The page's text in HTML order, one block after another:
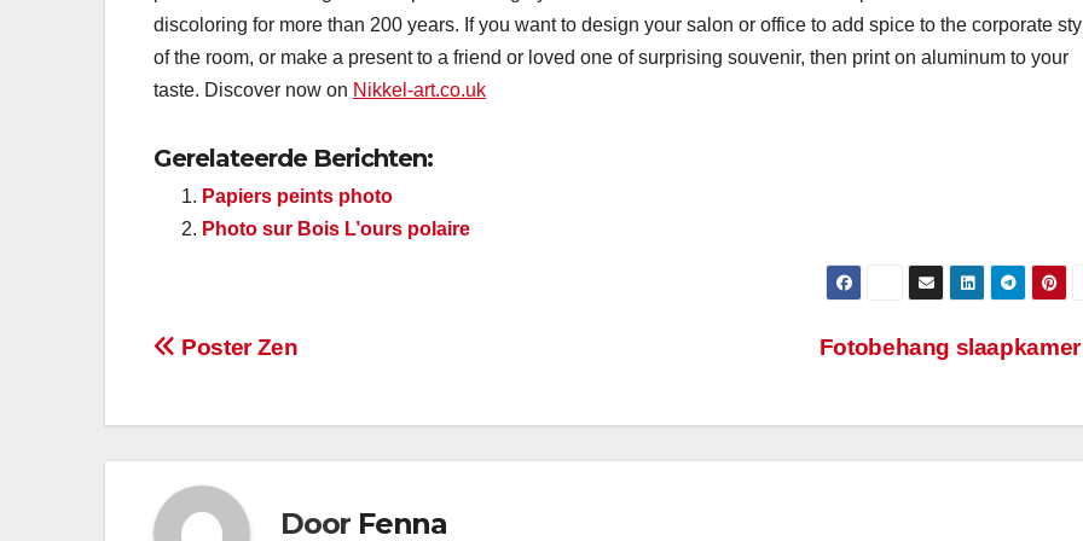
discoloring for more than 200 years. If you want to design your salon or office to add spice to the corporate
of the room, or make a present to a friend or loved one of surprising souvenir, then print on aluminum to your
taste. Discover now on Nikkel-art.co.uk
Gerelateerde Berichten:
Papiers peints photo
Photo sur Bois L’ours polaire
Bericht
Fotobehang
Poster Zen
Door Fenna